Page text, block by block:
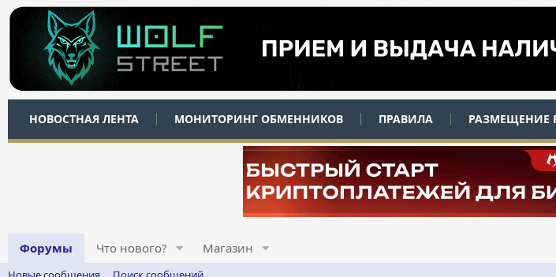
НОВОСТНАЯ ЛЕНТА МОНИТОРИНГ ОБМЕННИКОВ ПРАВИЛА РАЗМЕЩЕНИЕ
Форумы Что нового? Магазин